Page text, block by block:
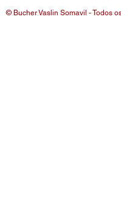
© Bucher Vaslin Somavil - Todos